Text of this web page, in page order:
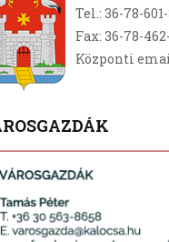
Tel.: 36-78-
Fax: 36-78-
Központi